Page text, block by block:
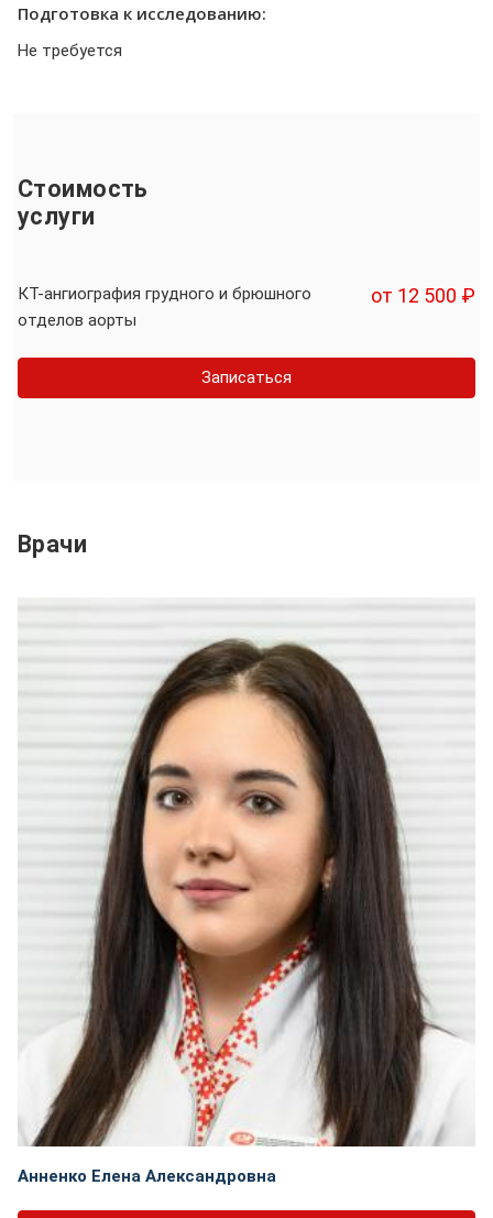
Подготовка к исследованию:
Не требуется
Стоимость
услуги
КТ-ангиография грудного и брюшного
отделов аорты
от 12 500 ₽
Записаться
Врачи
Анненко Елена Александровна